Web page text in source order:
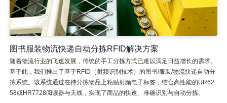
图书服装物流快递自动分拣RFID解决方案
随着物流行业的飞速发展，传统的手工分拣方式已难以满足日益增长的需求。
基于此，我们推出了基于RFID（射频识别技术）的图书/服装/物流快递自动分
拣系统。该系统通过在待分拣物品上粘贴射频电子标签，结合高性能的UR62
58或HR7728阅读器与天线，实现了商品的快速、准确识别与自动分拣。